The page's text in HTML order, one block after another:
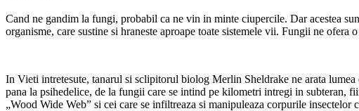
Cand ne gandim la fungi, probabil ca ne vin in minte ciupercile. Dar acestea
organisme, care sustine si hraneste aproape toate sistemele vii. Fungii ne
In Vieti intretesute, tanarul si sclipitorul biolog Merlin Sheldrake ne arata
pana la psihedelice, de la fungii care se intind pe kilometri intregi in subteran,
„Wood Wide Web” si cei care se infiltreaza si manipuleaza corpurile insectelor